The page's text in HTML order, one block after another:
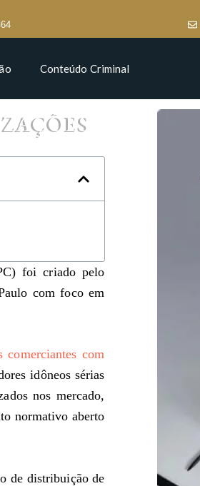
Conteúdo Criminal
foi criado pelo
com foco em
comerciantes com
idôneos sérias
nos mercado,
normativo aberto
de distribuição de